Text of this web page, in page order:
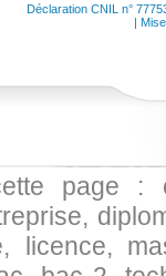
Déclaration CNIL n°
|
page :
licence,